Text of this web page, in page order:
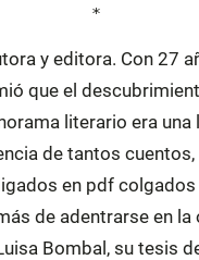
*
y editora. Con 27
que el
literario era
de tantos
en pdf colgados
de adentrarse en la
Bombal, su tesis